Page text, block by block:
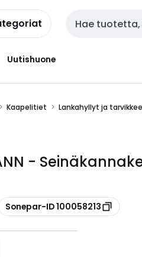
Haku
Uutishuone
Kaapelitiet Lankahyllyt ja
- Seinäkannake
Sonepar-ID 100058213